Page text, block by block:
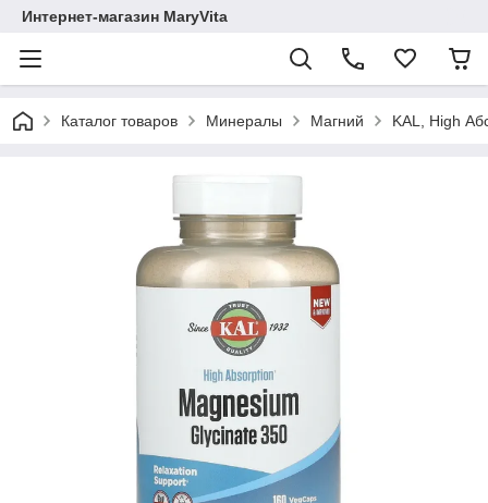
Интернет-магазин MaryVita
Каталог товаров Минералы Магний KAL, High